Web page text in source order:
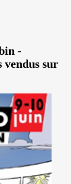
-
vendus sur